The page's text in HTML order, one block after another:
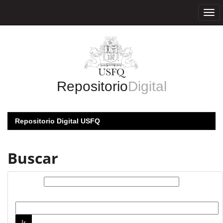
RepositorioDigital
Repositorio Digital USFQ
Buscar